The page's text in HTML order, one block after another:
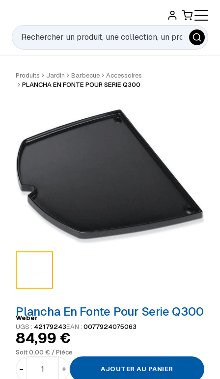
Rechercher
Produits Jardin Barbecue
Accessoires
PLANCHA EN FONTE POUR SERIE Q300
Plancha En Fonte Pour Serie Q300
Weber
UGS : 42179243EAN : 0077924075063
84,99 €
Soit0,00 € / Piéce
− + AJOUTER AU PANIER